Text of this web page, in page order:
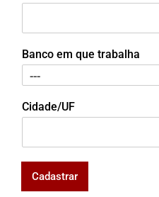
Banco em que trabalha
Cidade/UF
Cadastrar